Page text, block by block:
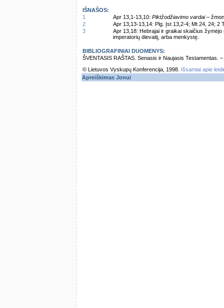
IŠNAŠOS:
1
Apr 13,1-13,10: Piktžodžiavimo vardai–
2
Apr 13,13-13,14: Plg. Įst 13,2-4; Mt 24, 24; 2
3
Apr 13,18: Hebrajai ir graikai skaičius
imperatorių dievaitį, arba menkystę.
BIBLIOGRAFINIAI DUOMENYS:
ŠVENTASIS RAŠTAS. Senasis ir Naujasis Testamentas.
© Lietuvos Vyskupų Konferencija, 1998.
Išsamiai apie
Apreiškimas Jonui